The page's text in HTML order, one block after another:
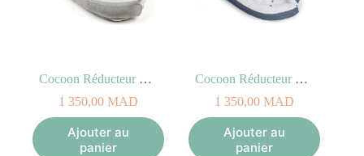
Cocoon Réducteur de Lit Classic Grey
1 350,00 MAD
Ajouter au
panier
Cocoon Réducteur de Lit Blue Grey Moon
1 350,00 MAD
Ajouter au
panier